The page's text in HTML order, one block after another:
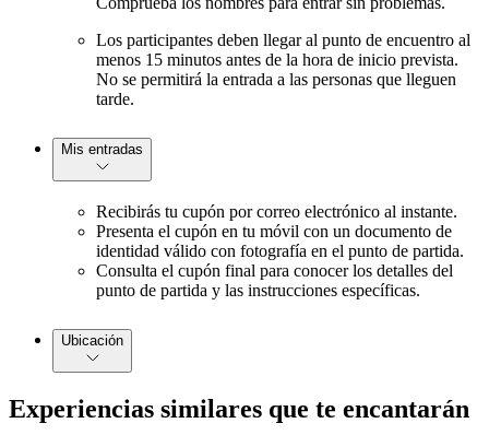
Los participantes deben llegar al punto de encuentro al
menos 15 minutos antes de la hora de inicio prevista.
No se permitirá la entrada a las personas que lleguen
tarde.
Mis entradas
Recibirás tu cupón por correo electrónico al instante.
Presenta el cupón en tu móvil con un documento de
identidad válido con fotografía en el punto de partida.
Consulta el cupón final para conocer los detalles del
punto de partida y las instrucciones específicas.
Ubicación
Experiencias similares que te encantarán